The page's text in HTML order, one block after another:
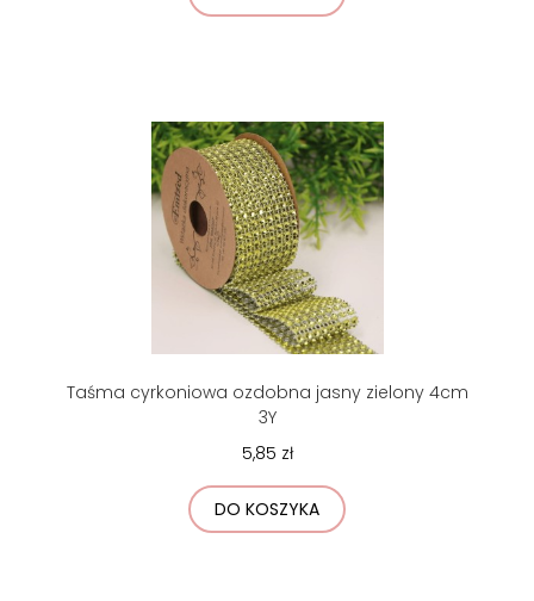
Taśma cyrkoniowa ozdobna jasny zielony 4cm
3Y
5,85 zł
DO KOSZYKA